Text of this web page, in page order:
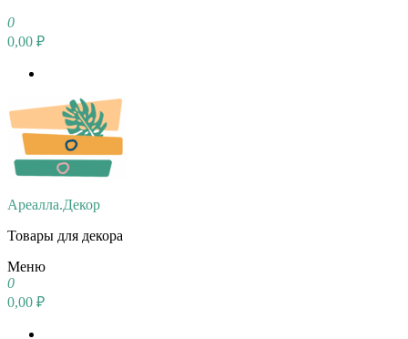
0
0,00 ₽
Ареалла.Декор
Товары для декора
Меню
0
0,00 ₽